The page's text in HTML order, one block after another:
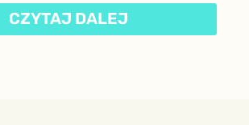
CZYTAJ DALEJ